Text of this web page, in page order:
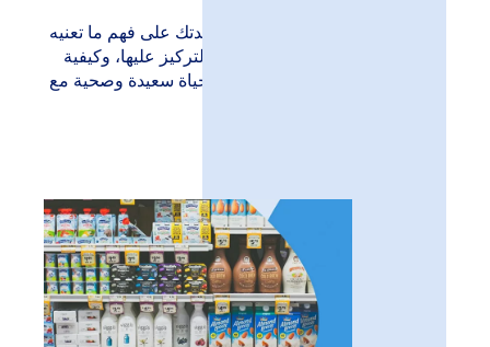
يهدف هذا الدليل البسيط إلى مساعدتك على فهم ما تعنيه
الأرقام، وما هي الأرقام التي يجب التركيز عليها، وكيفية
إدارة نظامك الغذائي للحفاظ على حياة سعيدة وصحية مع